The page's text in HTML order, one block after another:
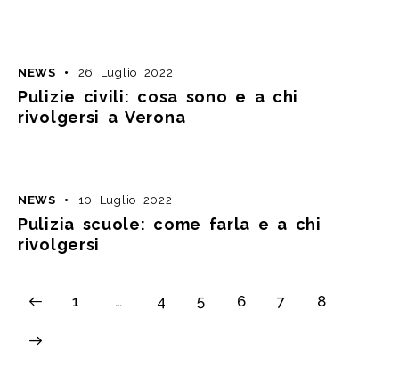
NEWS 26 Luglio 2022
Pulizie civili: cosa sono e a chi
rivolgersi a Verona
NEWS 10 Luglio 2022
Pulizia scuole: come farla e a chi
rivolgersi
1 … 4 5 6 7 8